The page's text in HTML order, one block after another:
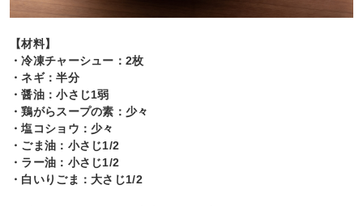
【材料】
・冷凍チャーシュー：2枚
・ネギ：半分
・醤油：小さじ1弱
・鶏がらスープの素：少々
・塩コショウ：少々
・ごま油：小さじ1/2
・ラー油：小さじ1/2
・白いりごま：大さじ1/2